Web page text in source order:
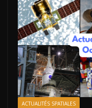
ACTUALITÉS SPATIALES